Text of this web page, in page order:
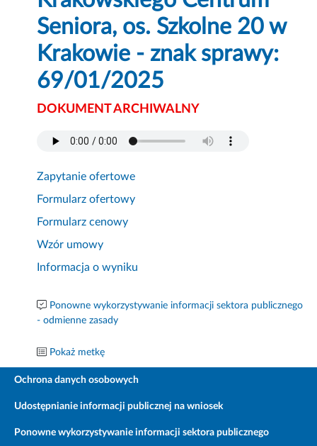
Seniora, os. Szkolne 20 w
Krakowie - znak sprawy:
69/01/2025
DOKUMENT ARCHIWALNY
Zapytanie ofertowe
Formularz ofertowy
Formularz cenowy
Wzór umowy
Informacja o wyniku
Ponowne wykorzystywanie informacji sektora publicznego
- odmienne zasady
Pokaż metkę
Ochrona danych osobowych
Udostępnianie informacji publicznej na wniosek
Ponowne wykorzystywanie informacji sektora publicznego